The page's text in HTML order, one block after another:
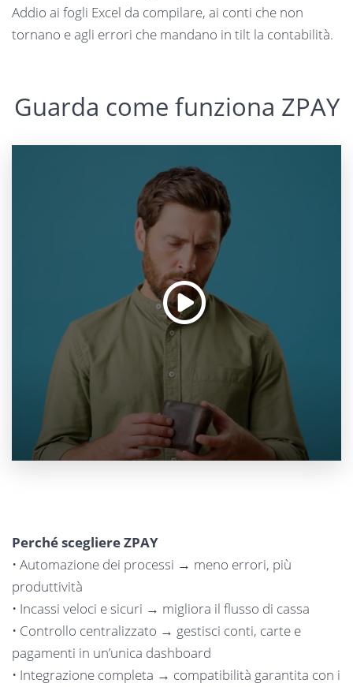
Addio ai fogli Excel da compilare, ai conti che non
tornano e agli errori che mandano in tilt la contabilità.
Guarda come funziona ZPAY
Perché scegliere ZPAY
• Automazione dei processi → meno errori, più
produttività
• Incassi veloci e sicuri → migliora il flusso di cassa
• Controllo centralizzato → gestisci conti, carte e
pagamenti in un’unica dashboard
• Integrazione completa → compatibilità garantita con i